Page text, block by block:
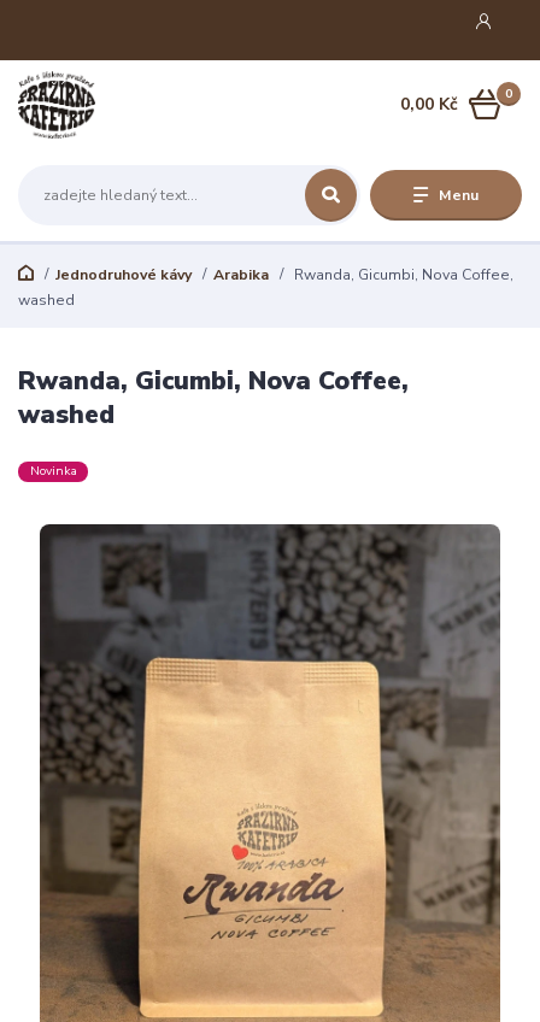
Menu
0
0,00 Kč
Jednodruhové kávy Arabika
Rwanda, Gicumbi, Nova Coffee,
washed
Rwanda, Gicumbi, Nova Coffee,
washed
Novinka